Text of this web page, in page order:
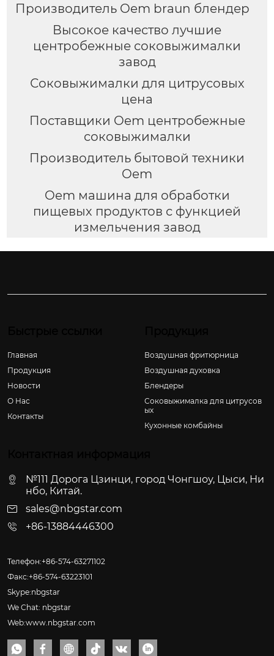
Производитель Oem braun блендер
Высокое качество лучшие
центробежные соковыжималки
завод
Соковыжималки для цитрусовых
цена
Поставщики Oem центробежные
соковыжималки
Производитель бытовой техники
Oem
Oem машина для обработки
пищевых продуктов с функцией
измельчения завод
Главная
Продукция
Новости
О Hас
Контакты
Воздушная фритюрница
Воздушная духовка
Блендеры
Соковыжималка для цитрусов
ых
Кухонные комбайны
№111 Дорога Цзинци, город Чонгшоу, Цыси, Ни
нбо, Китай.
sales@nbgstar.com
+86-13884446300
Телефон:+86-574-63271102
Факс:+86-574-63223101
Skype:nbgstar
We Chat: nbgstar
Web:www.nbgstar.com
     